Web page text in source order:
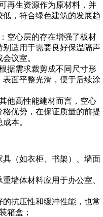
再生资源作为原材料，并
低，符合绿色建筑的发展趋
空心层的存在增强了板材
别适用于需要良好保温隔声
议室。
根据需求裁剪成不同尺寸形
表面平整光滑，便于后续涂
其他高性能建材而言，空心
优势，在保证质量的前提
本。
具（如衣柜、书架）、墙面
墙体材料应用于办公室、
的抗压性和缓冲性能，也常
箱盒；